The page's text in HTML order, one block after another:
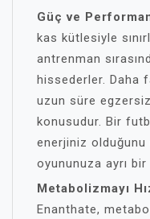
Güç ve
kas kütlesiyle
antrenman
hissederler. Daha
uzun süre
konusudur. Bir
enerjiniz olduğunu
oyununuza ayrı
Metabolizmayı
Enanthate,